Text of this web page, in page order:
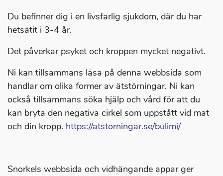
Du befinner dig i en livsfarlig sjukdom, där du har
hetsätit i 3-4 år.
Det påverkar psyket och kroppen mycket negativt.
Ni kan tillsammans läsa på denna webbsida som
handlar om olika former av ätstörningar. Ni kan
också tillsammans söka hjälp och vård för att du
kan bryta den negativa cirkel som uppstått vid mat
och din kropp. https://atstorningar.se/bulimi/
Snorkels webbsida och vidhängande appar ger